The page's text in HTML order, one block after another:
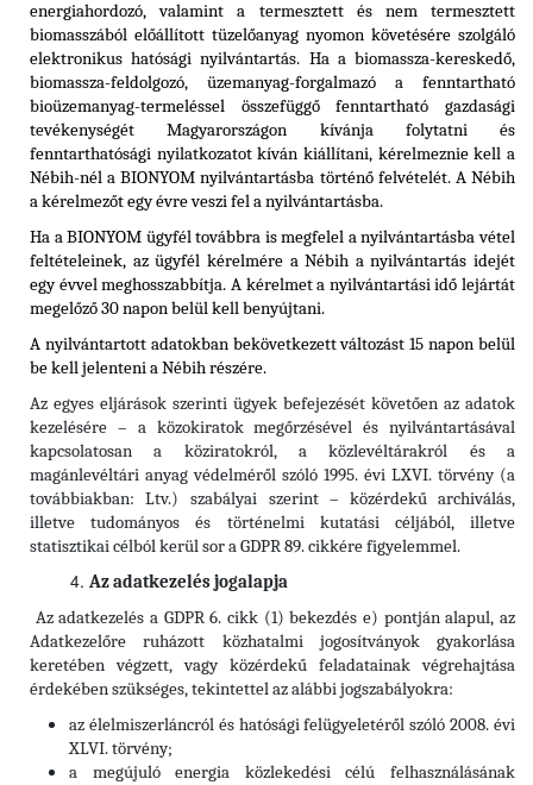
energiahordozó, valamint a termesztett és nem termesztett
biomasszából előállított tüzelőanyag nyomon követésére szolgáló
elektronikus hatósági nyilvántartás. Ha a biomassza-kereskedő,
biomassza-feldolgozó, üzemanyag-forgalmazó a fenntartható
bioüzemanyag-termeléssel összefüggő fenntartható gazdasági
tevékenységét Magyarországon kívánja folytatni és
fenntarthatósági nyilatkozatot kíván kiállítani, kérelmeznie kell a
Nébih-nél a BIONYOM nyilvántartásba történő felvételét. A Nébih
a kérelmezőt egy évre veszi fel a nyilvántartásba.
Ha a BIONYOM ügyfél továbbra is megfelel a nyilvántartásba vétel
feltételeinek, az ügyfél kérelmére a Nébih a nyilvántartás idejét
egy évvel meghosszabbítja. A kérelmet a nyilvántartási idő lejártát
megelőző 30 napon belül kell benyújtani.
A nyilvántartott adatokban bekövetkezett változást 15 napon belül
be kell jelenteni a Nébih részére.
Az egyes eljárások szerinti ügyek befejezését követően az adatok
kezelésére – a közokiratok megőrzésével és nyilvántartásával
kapcsolatosan a köziratokról, a közlevéltárakról és a
magánlevéltári anyag védelméről szóló 1995. évi LXVI. törvény (a
továbbiakban: Ltv.)
szabályai szerint – közérdekű archiválás,
illetve tudományos és történelmi kutatási céljából, illetve
statisztikai célból kerül sor a GDPR 89. cikkére figyelemmel.
Az adatkezelés jogalapja
Az adatkezelés a GDPR 6. cikk (1) bekezdés e) pontján alapul, az
Adatkezelőre ruházott közhatalmi jogosítványok gyakorlása
keretében végzett, vagy közérdekű feladatainak végrehajtása
érdekében szükséges, tekintettel az alábbi jogszabályokra:
az élelmiszerláncról és hatósági felügyeletéről szóló 2008. évi
XLVI. törvény;
a megújuló energia közlekedési célú felhasználásának